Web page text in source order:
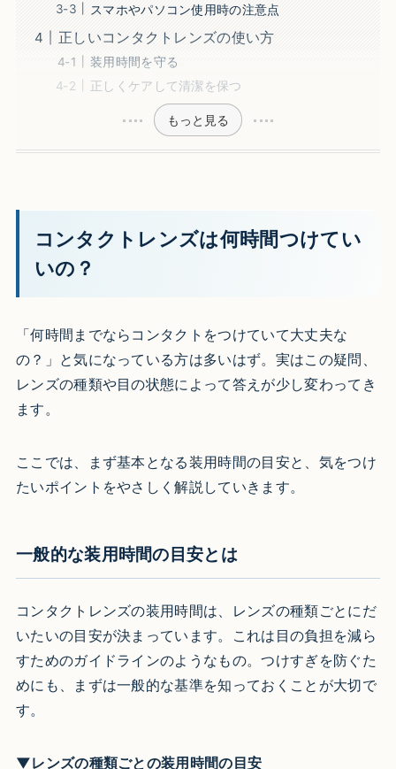
スマホやパソコン使用時の注意点
正しいコンタクトレンズの使い方
装用時間を守る
正しくケアして清潔を保つ
もっと見る
コンタクトレンズは何時間つけてい
いの？
「何時間までならコンタクトをつけていて大丈夫な
の？」と気になっている方は多いはず。実はこの疑問、
レンズの種類や目の状態によって答えが少し変わってき
ます。
ここでは、まず基本となる装用時間の目安と、気をつけ
たいポイントをやさしく解説していきます。
一般的な装用時間の目安とは
コンタクトレンズの装用時間は、レンズの種類ごとにだ
いたいの目安が決まっています。これは目の負担を減ら
すためのガイドラインのようなもの。つけすぎを防ぐた
めにも、まずは一般的な基準を知っておくことが大切で
す。
▼レンズの種類ごとの装用時間の目安